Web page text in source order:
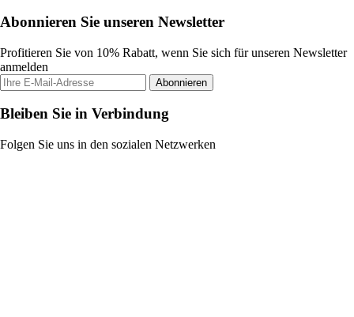
Abonnieren Sie unseren Newsletter
Profitieren Sie von 10% Rabatt, wenn Sie sich für unseren Newsletter
anmelden
Abonnieren
Bleiben Sie in Verbindung
Folgen Sie uns in den sozialen Netzwerken